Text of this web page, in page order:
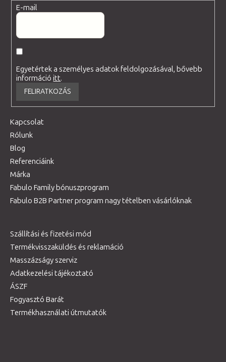
E-mail
Egyetértek a személyes adatok feldolgozásával, bővebb
információitt.
FELIRATKOZÁS
Kapcsolat
Rólunk
Blog
Referenciáink
Márka
Fabulo Family bónuszprogram
Fabulo B2B Partner program nagy tételben vásárlóknak
Szállítási és fizetési mód
Termékvisszaküldés és reklamáció
Masszázságy szerviz
Adatkezelési tájékoztató
ÁSZF
Fogyasztó Barát
Termékhasználati útmutatók